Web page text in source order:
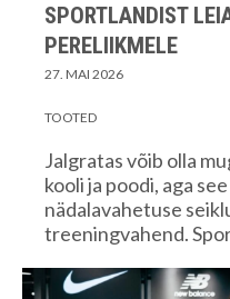
SPORTLANDIST
PERELIIKMELE
27. MAI 2026
TOOTED
Jalgratas võib olla
kooli ja poodi, aga
nädalavahetuse
treeningvahend.